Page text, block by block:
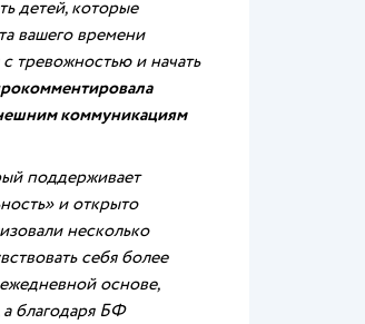
детей, которые
вашего времени
тревожностью и начать
коммуникациям
поддерживает
и открыто
несколько
себя более
основе,
благодаря БФ